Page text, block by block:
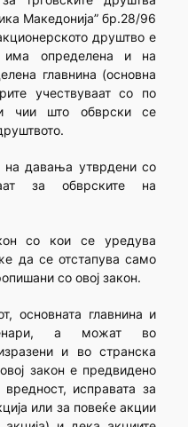
Македонија” бр.28/96
друштво е
има определена и на
главнина (основна
учествуваат со по
чии што обврски се
на давања утврдени со
за обврските на
со кои се уредува
да се отстапува само
со овој закон.
основната главнина и
а можат во
и во странска
закон е предвидено
исправата за
или за повеќе акции